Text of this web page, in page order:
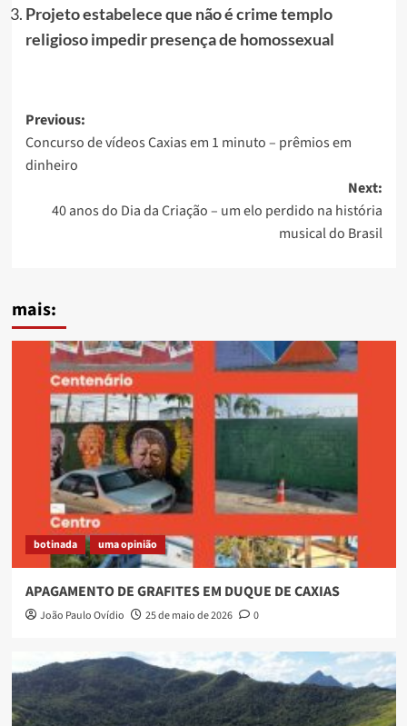
Projeto estabelece que não é crime templo
religioso impedir presença de homossexual
Post
navigation
Previous:
Concurso de vídeos Caxias em 1 minuto – prêmios em
dinheiro
Next:
40 anos do Dia da Criação – um elo perdido na história
musical do Brasil
mais:
botinada uma opinião
APAGAMENTO DE GRAFITES EM DUQUE DE CAXIAS
João Paulo Ovídio 25 de maio de 2026 0